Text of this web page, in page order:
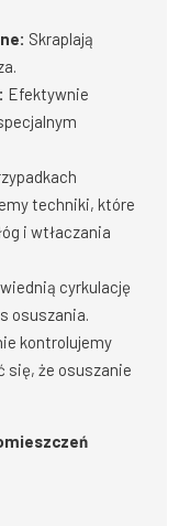
Skraplają
Efektywnie
techniki, które
i wtłaczania
cyrkulację
osuszania.
kontrolujemy
się, że osuszanie